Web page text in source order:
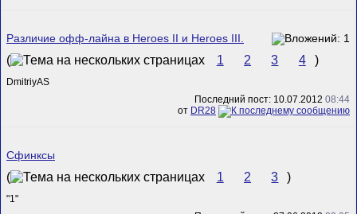
Различие офф-лайна в Heroes II и Heroes III.
( 1 2 3 4 )
DmitriyAS
Последний пост: 10.07.2012 08:44
от DR28
Сфинксы
( 1 2 3 )
"1"